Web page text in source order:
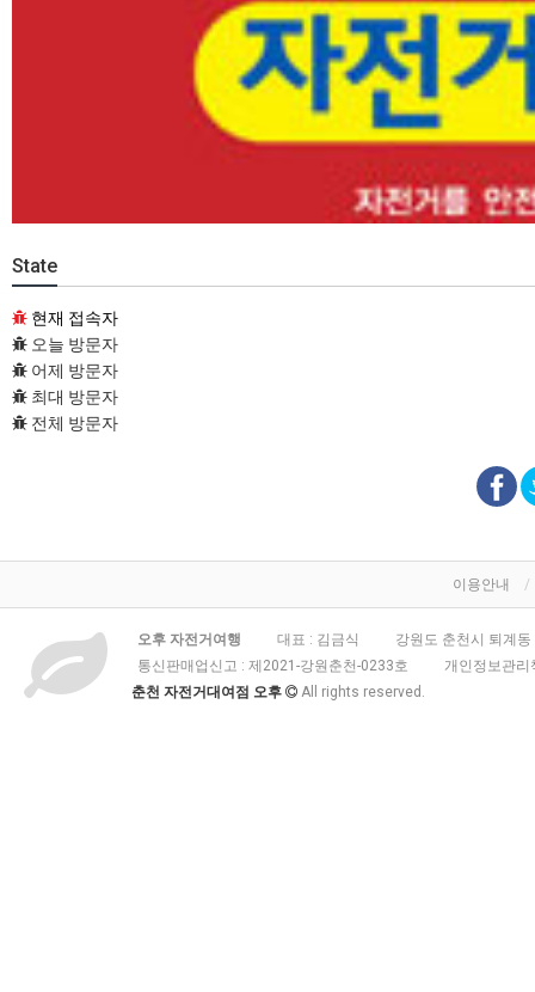
State
현재 접속자
오늘 방문자
어제 방문자
최대 방문자
전체 방문자
이용안내
오후 자전거여행 대표 : 김금식
강원도 춘천시 퇴계
통신판매업신고 : 제2021-강원춘천-0233호
개인정보관리
춘천 자전거대여점 오후
All rights reserved.